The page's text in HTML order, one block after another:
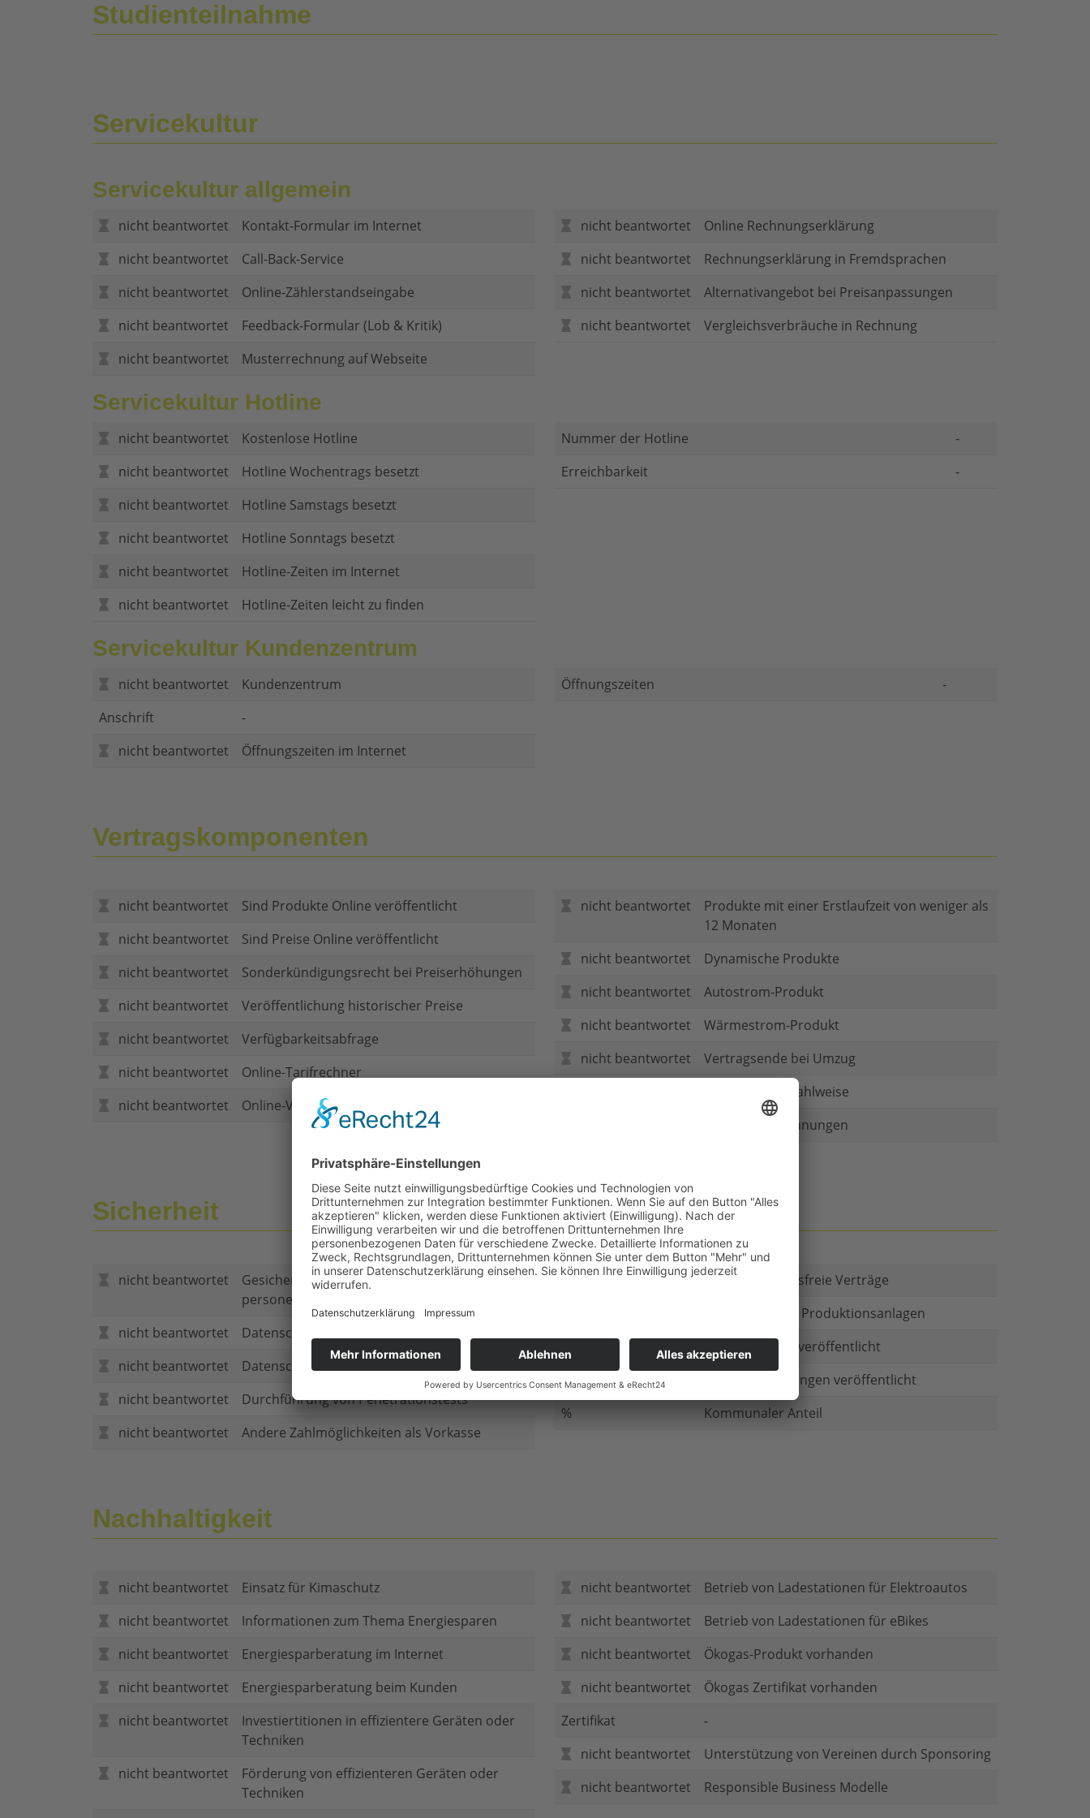
Studienteilnahme
Servicekultur
Servicekultur allgemein
nicht beantwortet
Kontakt-Formular im Internet
nicht beantwortet
Call-Back-Service
nicht beantwortet
Online-Zählerstandseingabe
nicht beantwortet
Feedback-Formular (Lob & Kritik)
nicht beantwortet
Musterrechnung auf Webseite
nicht beantwortet
Online Rechnungserklärung
nicht beantwortet
Rechnungserklärung in Fremdsprachen
nicht beantwortet
Alternativangebot bei Preisanpassungen
nicht beantwortet
Vergleichsverbräuche in Rechnung
Servicekultur Hotline
nicht beantwortet
Kostenlose Hotline
nicht beantwortet
Hotline Wochentrags besetzt
nicht beantwortet
Hotline Samstags besetzt
nicht beantwortet
Hotline Sonntags besetzt
nicht beantwortet
Hotline-Zeiten im Internet
nicht beantwortet
Hotline-Zeiten leicht zu finden
Nummer der Hotline
-
Erreichbarkeit
-
Servicekultur Kundenzentrum
nicht beantwortet
Kundenzentrum
Anschrift
-
nicht beantwortet
Öffnungszeiten im Internet
Öffnungszeiten -
Vertragskomponenten
nicht beantwortet
Sind Produkte Online veröffentlicht
nicht beantwortet
Sind Preise Online veröffentlicht
nicht beantwortet
Sonderkündigungsrecht bei Preiserhöhungen
nicht beantwortet
Veröffentlichung historischer Preise
nicht beantwortet
Verfügbarkeitsabfrage
nicht beantwortet
Online-Tarifrechner
nicht beantwortet
Online-Vertragsabschluss
nicht beantwortet
Produkte mit einer Erstlaufzeit von weniger als
12 Monaten
nicht beantwortet
Dynamische Produkte
nicht beantwortet
Autostrom-Produkt
nicht beantwortet
Wärmestrom-Produkt
nicht beantwortet
Vertragsende bei Umzug
Mehr als eine Zahlweise
Gedruckte Rechnungen
Sicherheit
nicht beantwortet
Gesicherte Verbindung bei
personenbezogenen Daten
nicht beantwortet
Datenschutzerklärung
nicht beantwortet
Datenschutzerklärung im Internet
nicht beantwortet
Durchführung von Penetrationstests
nicht beantwortet
Andere Zahlmöglichkeiten als Vorkasse
nicht beantwortet
Gibt es Kautionsfreie Verträge
Investitionen in Produktionsanlagen
nicht beantwortet
Geschäftsform veröffentlicht
nicht beantwortet
Firmenbeteiligungen veröffentlicht
%
Kommunaler Anteil
Nachhaltigkeit
nicht beantwortet
Einsatz für Kimaschutz
nicht beantwortet
Informationen zum Thema Energiesparen
nicht beantwortet
Energiesparberatung im Internet
nicht beantwortet
Energiesparberatung beim Kunden
nicht beantwortet
Investiertitionen in effizientere Geräten oder
Techniken
nicht beantwortet
Förderung von effizienteren Geräten oder
Techniken
nicht beantwortet
Betrieb von Ladestationen für Elektroautos
nicht beantwortet
Betrieb von Ladestationen für eBikes
nicht beantwortet
Ökogas-Produkt vorhanden
nicht beantwortet
Ökogas Zertifikat vorhanden
Zertifikat
-
nicht beantwortet
Unterstützung von Vereinen durch Sponsoring
nicht beantwortet
Responsible Business Modelle